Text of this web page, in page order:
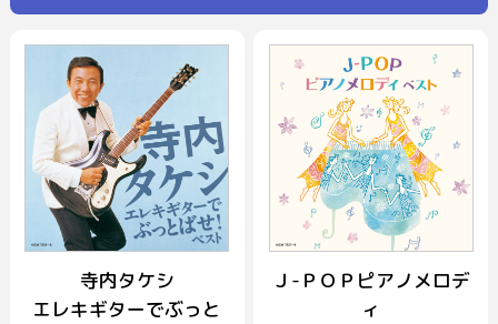
寺内タケシ
エレキギターでぶっと
Ｊ-ＰＯＰピアノメロデ
ィ